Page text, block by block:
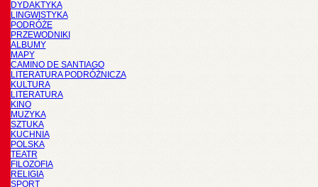
DYDAKTYKA
LINGWISTYKA
PODRÓŻE
PRZEWODNIKI
ALBUMY
MAPY
CAMINO DE SANTIAGO
LITERATURA PODRÓŻNICZA
KULTURA
LITERATURA
KINO
MUZYKA
SZTUKA
KUCHNIA
POLSKA
TEATR
FILOZOFIA
RELIGIA
SPORT